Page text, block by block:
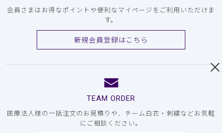
会員さまはお得なポイントや便利なマイページをご利用いただけま
す。
新規会員登録はこちら
TEAM ORDER
医療法人様の一括注文のお見積りや、チーム白衣・刺繍などお気軽
にご相談ください。